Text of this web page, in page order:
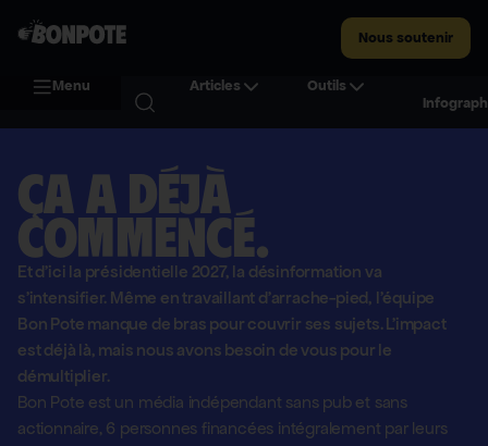
Nous soutenir
Menu Articles
Outils
Ça a déjà
commencé.
Et d'ici la présidentielle 2027, la désinformation va
s'intensifier. Même en travaillant d'arrache-pied, l'équipe
Bon Pote manque de bras pour couvrir ses sujets. L'impact
est déjà là, mais nous avons besoin de vous pour le
démultiplier.
Bon Pote est un média indépendant sans pub et sans
actionnaire, 6 personnes financées intégralement par leurs